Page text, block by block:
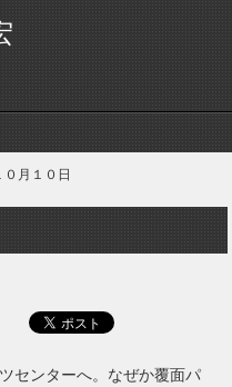
０月１０日
センターへ。なぜか覆面パ